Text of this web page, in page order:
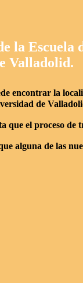
la Escuela
Valladolid.
encontrar la
de
que el proceso de
alguna de las